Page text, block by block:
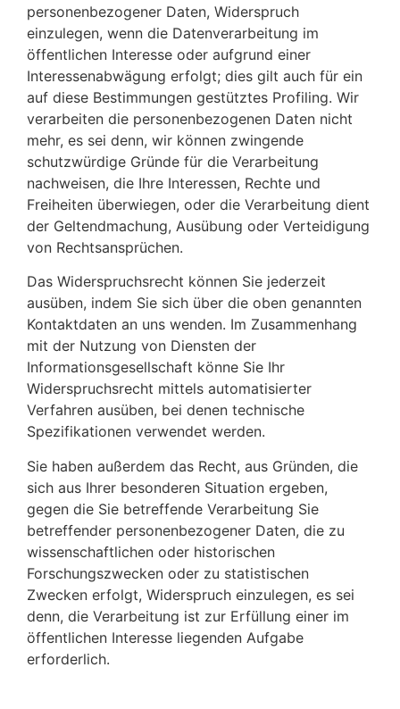
personenbezogener Daten, Widerspruch
einzulegen, wenn die Datenverarbeitung im
öffentlichen Interesse oder aufgrund einer
Interessenabwägung erfolgt; dies gilt auch für ein
auf diese Bestimmungen gestütztes Profiling. Wir
verarbeiten die personenbezogenen Daten nicht
mehr, es sei denn, wir können zwingende
schutzwürdige Gründe für die Verarbeitung
nachweisen, die Ihre Interessen, Rechte und
Freiheiten überwiegen, oder die Verarbeitung dient
der Geltendmachung, Ausübung oder Verteidigung
von Rechtsansprüchen.
Das Widerspruchsrecht können Sie jederzeit
ausüben, indem Sie sich über die oben genannten
Kontaktdaten an uns wenden. Im Zusammenhang
mit der Nutzung von Diensten der
Informationsgesellschaft könne Sie Ihr
Widerspruchsrecht mittels automatisierter
Verfahren ausüben, bei denen technische
Spezifikationen verwendet werden.
Sie haben außerdem das Recht, aus Gründen, die
sich aus Ihrer besonderen Situation ergeben,
gegen die Sie betreffende Verarbeitung Sie
betreffender personenbezogener Daten, die zu
wissenschaftlichen oder historischen
Forschungszwecken oder zu statistischen
Zwecken erfolgt, Widerspruch einzulegen, es sei
denn, die Verarbeitung ist zur Erfüllung einer im
öffentlichen Interesse liegenden Aufgabe
erforderlich.